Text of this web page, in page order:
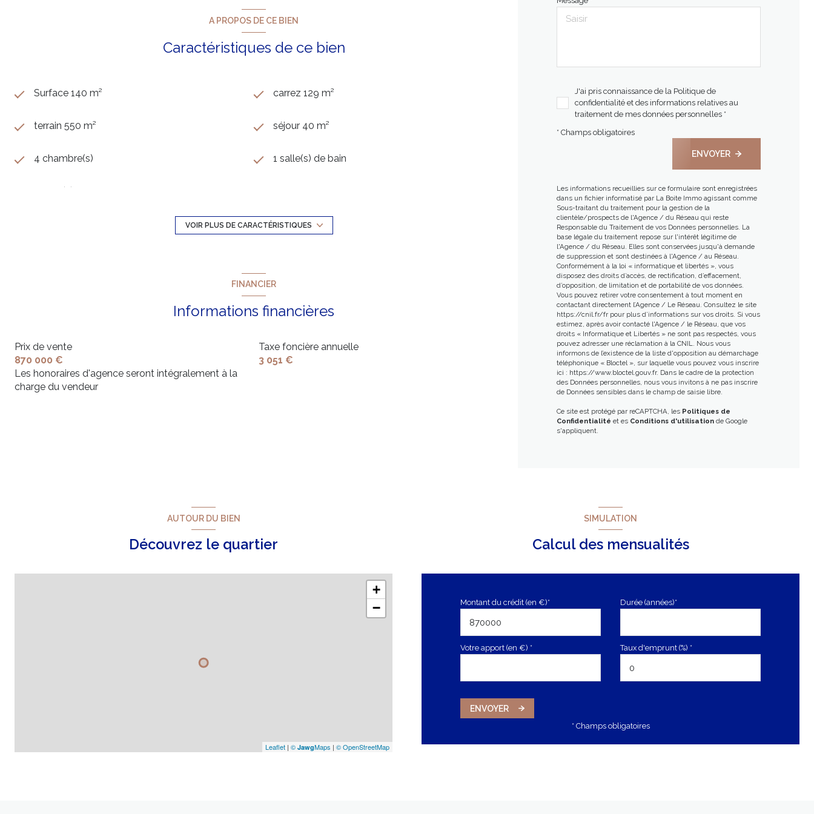
A PROPOS DE CE BIEN
Caractéristiques de ce bien
Surface 140 m² carrez 129 m²
terrain 550 m² séjour 40 m²
4 chambre(s) 1 salle(s) de bain
2 salle(s) d'eau
Chauffage individuel : air pulsé (climatisation)
1 niveau(x)
piscinable visiophone
interphone
VOIR PLUS DE CARACTÉRISTIQUES
FINANCIER
Informations financières
Prix de vente
870 000 €
Les honoraires d'agence seront intégralement à la
charge du vendeur
Taxe foncière annuelle
3 051 €
J'ai pris connaissance de la Politique de
confidentialité et des informations relatives au
traitement de mes données personnelles *
* Champs obligatoires
ENVOYER
Les informations recueillies sur ce formulaire sont enregistrées
dans un fichier informatisé par La Boite Immo agissant comme
Sous-traitant du traitement pour la gestion de la
clientèle/prospects de l'Agence / du Réseau qui reste
Responsable du Traitement de vos Données personnelles. La
base légale du traitement repose sur l'intérêt légitime de
l'Agence / du Réseau. Elles sont conservées jusqu'à demande
de suppression et sont destinées à l'Agence / au Réseau.
Conformément à la loi « informatique et libertés », vous
disposez des droits d’accès, de rectification, d’effacement,
d’opposition, de limitation et de portabilité de vos données.
Vous pouvez retirer votre consentement à tout moment en
contactant directement l’Agence / Le Réseau. Consultez le site
https://cnil.fr/frpour plus d’informations sur vos droits. Si vous
estimez, après avoir contacté l'Agence / le Réseau, que vos
droits « Informatique et Libertés » ne sont pas respectés, vous
pouvez adresser une réclamation à la CNIL. Nous vous
informons de l’existence de la liste d'opposition au démarchage
téléphonique « Bloctel », sur laquelle vous pouvez vous inscrire
ici : https://www.bloctel.gouv.fr. Dans le cadre de la protection
des Données personnelles, nous vous invitons à ne pas inscrire
de Données sensibles dans le champ de saisie libre.
Ce site est protégé par reCAPTCHA, les Politiques de
Confidentialité et es Conditions d'utilisationde Google
s'appliquent.
AUTOUR DU BIEN
Découvrez le quartier
+
−
Leaflet | © JawgMaps | © OpenStreetMap
SIMULATION
Calcul des mensualités
Montant du crédit (en €)* Durée (années)*
Votre apport (en €) * Taux d'emprunt (%) *
ENVOYER
* Champs obligatoires